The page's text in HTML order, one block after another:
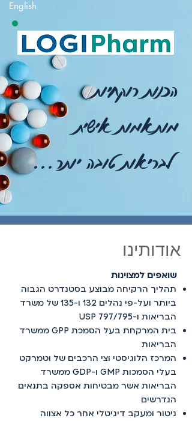
מֻפְעֶלֶת
הַמְּסַיַּעַת
English
הכנות רוקחיות
מותאמות אישית
לבריאות טובה יותר...
אודותינו
שואפים למצוינות
תהליך הרקיחה מבוצע בסטנדרט הגבוה
ביותר ועל-פי נהלים 132 ו-135 של משרד
הבריאות ו-USP 797/795
בית המרקחת בעל הסמכת GPP ממשרד
הבריאות
המרכז הלוגיסטי וצי הרכבים של וטמרקט
בעלי הסמכות GMP ו-GDP ממשרד
הבריאות אשר מבטיחות אספקה בתנאים
הנדרשים
ניטור ומעקב דיגיטלי אחר כל אצווה